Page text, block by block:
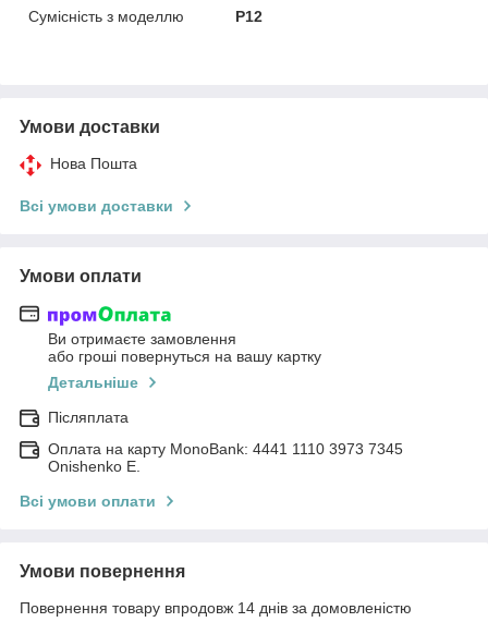
Сумісність з моделлю
P12
Умови доставки
Нова Пошта
Всі умови доставки
Умови оплати
Ви отримаєте замовлення
або гроші повернуться на вашу картку
Детальніше
Післяплата
Оплата на карту MonoBank: 4441 1110 3973 7345
Onishenko E.
Всі умови оплати
Умови повернення
Повернення товару впродовж 14 днів за домовленістю